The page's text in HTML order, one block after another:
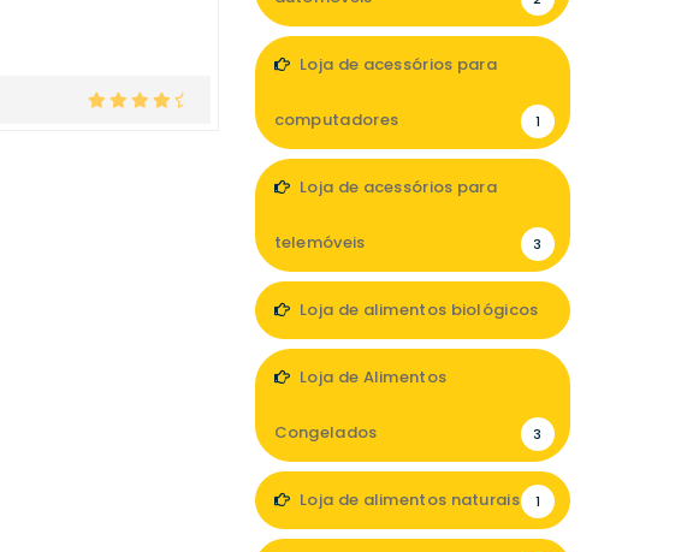
Loja de acessórios para
computadores 1
Loja de acessórios para
telemóveis 3
Loja de alimentos biológicos
Loja de Alimentos
Congelados 3
Loja de alimentos naturais 1